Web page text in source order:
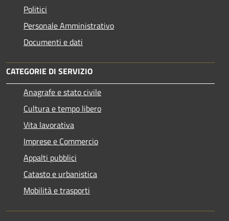
Politici
Personale Amministrativo
Documenti e dati
CATEGORIE DI SERVIZIO
Anagrafe e stato civile
Cultura e tempo libero
Vita lavorativa
Imprese e Commercio
Appalti pubblici
Catasto e urbanistica
Mobilità e trasporti